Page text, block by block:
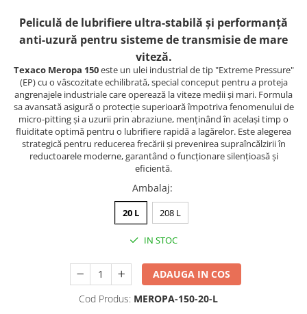
Peliculă de lubrifiere ultra-stabilă și performanță
anti-uzură pentru sisteme de transmisie de mare
viteză.
Texaco Meropa 150este un ulei industrial de tip "Extreme Pressure"
(EP) cu o vâscozitate echilibrată, special conceput pentru a proteja
angrenajele industriale care operează la viteze medii și mari. Formula
sa avansată asigură o protecție superioară împotriva fenomenului de
micro-pitting și a uzurii prin abraziune, menținând în același timp o
fluiditate optimă pentru o lubrifiere rapidă a lagărelor. Este alegerea
strategică pentru reducerea frecării și prevenirea supraîncălzirii în
reductoarele moderne, garantând o funcționare silențioasă și
eficientă.
Ambalaj:
20 L 208 L
IN STOC
ADAUGA IN COS
Cod Produs: MEROPA-150-20-L